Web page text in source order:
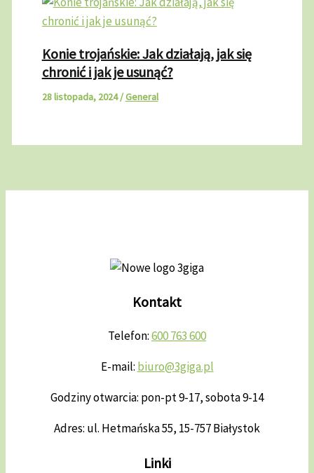
Konie trojańskie: Jak działają, jak się
chronić i jak je usunąć?
28 listopada, 2024/General
Kontakt
Telefon:600 763 600
E-mail: biuro@3giga.pl
Godziny otwarcia: pon-pt 9-17, sobota 9-14
Adres: ul. Hetmańska 55, 15-757 Białystok
Linki